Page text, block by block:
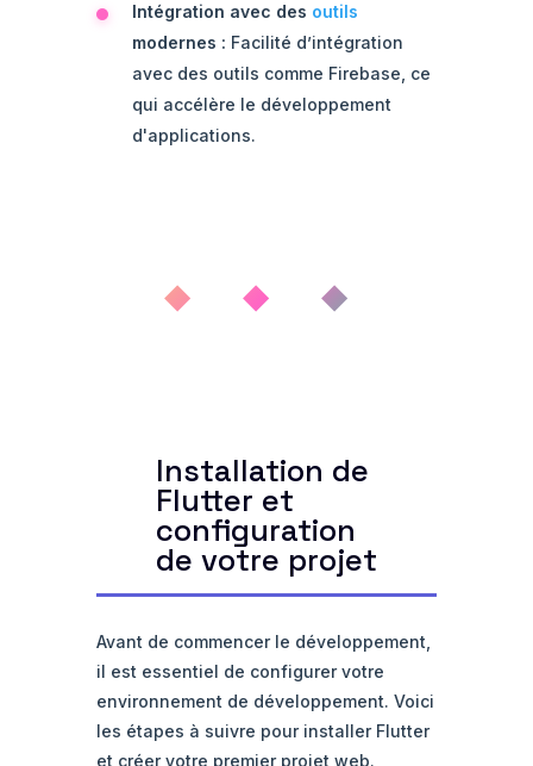
Intégration avec des outils
modernes : Facilité d’intégration
avec des outils comme Firebase, ce
qui accélère le développement
d'applications.
◆ ◆ ◆
Installation de
Flutter et
configuration
de votre projet
Avant de commencer le développement,
il est essentiel de configurer votre
environnement de développement. Voici
les étapes à suivre pour installer Flutter
et créer votre premier projet web.